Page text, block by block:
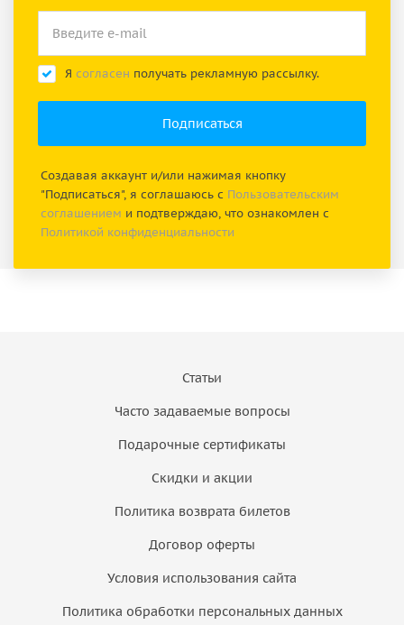
Я согласен получать рекламную рассылку.
Создавая аккаунт и/или нажимая кнопку
"Подписаться", я соглашаюсь с Пользовательским
соглашением и подтверждаю, что ознакомлен с
Политикой конфиденциальности
Статьи
Часто задаваемые вопросы
Подарочные сертификаты
Скидки и акции
Политика возврата билетов
Договор оферты
Условия использования сайта
Политика обработки персональных данных